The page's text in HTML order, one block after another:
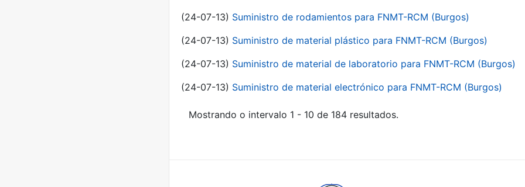
(24-07-13) Suministro de rodamientos para FNMT-RCM (Burgos)
(24-07-13) Suministro de material plástico para FNMT-RCM (Burgos)
(24-07-13) Suministro de material de laboratorio para FNMT-RCM (Burgos)
(24-07-13) Suministro de material electrónico para FNMT-RCM (Burgos)
Mostrando o intervalo 1 - 10 de 184 resultados.